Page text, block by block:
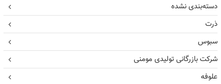
دسته‌بندی نشده
ذرت
سبوس
شرکت بازرگانی تولیدی مومنی
علوفه